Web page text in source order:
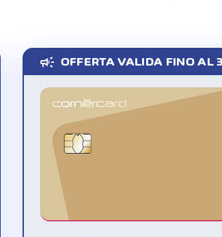
con Face ID o impronta digitale.
AUTORIZZAZIONE CON
campaign OFFERTA VALIDA FINO AL